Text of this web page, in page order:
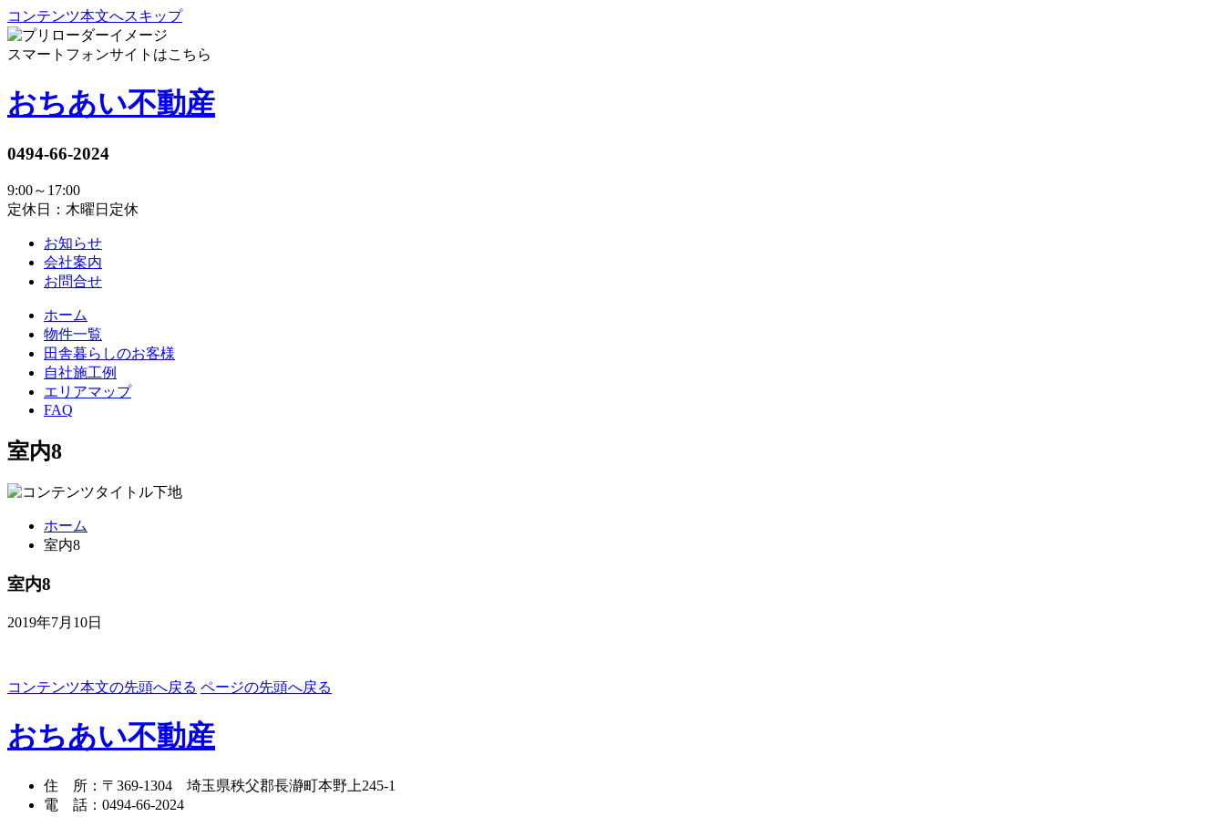
コンテンツ本文へスキップ
スマートフォンサイトはこちら
おちあい不動産
0494-66-2024
9:00～17:00
定休日：木曜日定休
お知らせ
会社案内
お問合せ
ホーム
物件一覧
田舎暮らしのお客様
自社施工例
エリアマップ
FAQ
室内8
ホーム
室内8
室内8
2019年7月10日
コンテンツ本文の先頭へ戻る ページの先頭へ戻る
おちあい不動産
住 所 ： 〒369-1304 埼玉県秩父郡長瀞町本野上245-1
電 話 ： 0494-66-2024